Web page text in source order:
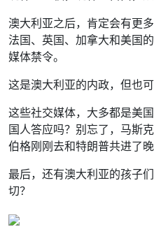
澳大利亚之后，肯定会有更
法国、英国、加拿大和美国
媒体禁令。
这是澳大利亚的内政，但也
这些社交媒体，大多都是美
国人答应吗？别忘了，马斯
伯格刚刚去和特朗普共进了
最后，还有澳大利亚的孩子
切？